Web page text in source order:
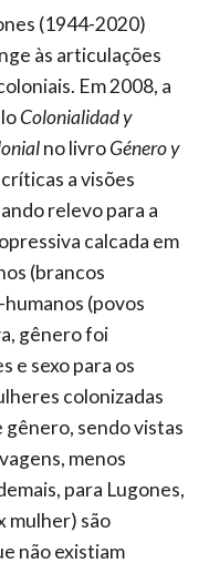
(1944-2020)
às articulações
Em 2008, a
Colonialidad y
no livroGénero y
a visões
relevo para a
calcada em
(brancos
(povos
gênero foi
e sexo para os
colonizadas
sendo vistas
menos
para Lugones,
mulher) são
não existiam